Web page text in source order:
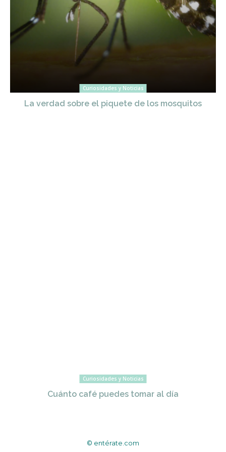
Curiosidades y Noticias
La verdad sobre el piquete de los mosquitos
Curiosidades y Noticias
Cuánto café puedes tomar al día
© entérate.com